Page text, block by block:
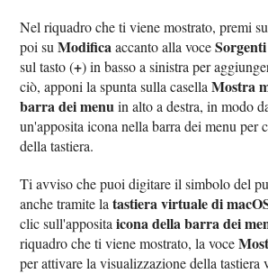
Nel riquadro che ti viene mostrato, premi
poi suModificaaccanto alla voce
sul tasto (+) in basso a sinistra per
ciò, apponi la spunta sulla casellaMostra
barra dei menuin alto a destra, in modo
un'apposita icona nella barra dei menu per
della tastiera.
Ti avviso che puoi digitare il simbolo del
anche tramite latastiera virtuale di
clic sull'appositaicona della barra dei
riquadro che ti viene mostrato, la voce
per attivare la visualizzazione della tastiera